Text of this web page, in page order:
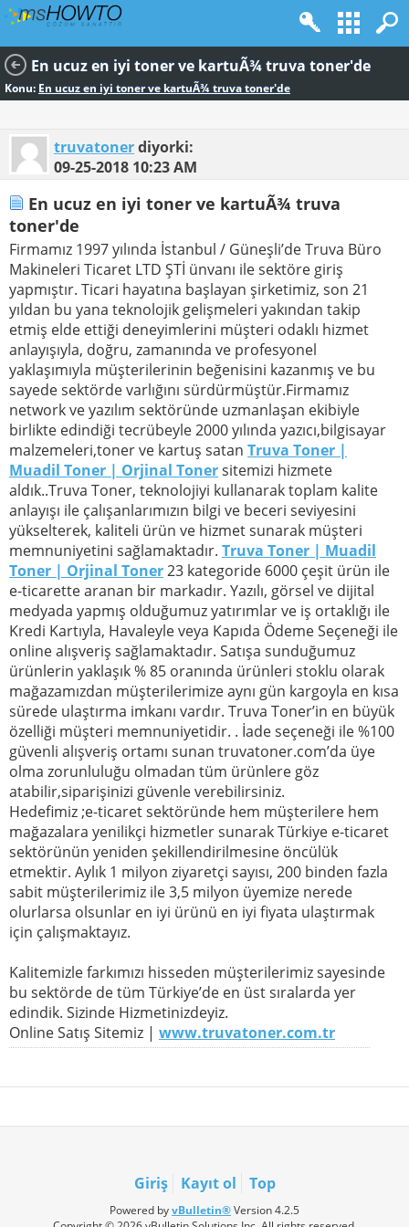
En ucuz en iyi toner ve kartuÃ¾ truva toner'de
Konu: En ucuz en iyi toner ve kartuÃ¾ truva toner'de
truvatonerdiyorki:
09-25-2018 10:23 AM
En ucuz en iyi toner ve kartuÃ¾ truva
toner'de
Firmamız 1997 yılında İstanbul / Güneşli’de Truva Büro
Makineleri Ticaret LTD ŞTİ ünvanı ile sektöre giriş
yapmıştır. Ticari hayatına başlayan şirketimiz, son 21
yıldan bu yana teknolojik gelişmeleri yakından takip
etmiş elde ettiği deneyimlerini müşteri odaklı hizmet
anlayışıyla, doğru, zamanında ve profesyonel
yaklaşımıyla müşterilerinin beğenisini kazanmış ve bu
sayede sektörde varlığını sürdürmüştür.Firmamız
network ve yazılım sektöründe uzmanlaşan ekibiyle
birlikte edindiği tecrübeyle 2000 yılında yazıcı,bilgisayar
malzemeleri,toner ve kartuş satan Truva Toner |
Muadil Toner | Orjinal Tonersitemizi hizmete
aldık..Truva Toner, teknolojiyi kullanarak toplam kalite
anlayışı ile çalışanlarımızın bilgi ve beceri seviyesini
yükselterek, kaliteli ürün ve hizmet sunarak müşteri
memnuniyetini sağlamaktadır. Truva Toner | Muadil
Toner | Orjinal Toner23 kategoride 6000 çeşit ürün ile
e-ticarette aranan bir markadır. Yazılı, görsel ve dijital
medyada yapmış olduğumuz yatırımlar ve iş ortaklığı ile
Kredi Kartıyla, Havaleyle veya Kapıda Ödeme Seçeneği ile
online alışveriş sağlamaktadır. Satışa sunduğumuz
ürünlerin yaklaşık % 85 oranında ürünleri stoklu olarak
mağazamızdan müşterilerimize aynı gün kargoyla en kısa
sürede ulaştırma imkanı vardır. Truva Toner’in en büyük
özelliği müşteri memnuniyetidir. . İade seçeneği ile %100
güvenli alışveriş ortamı sunan truvatoner.com’da üye
olma zorunluluğu olmadan tüm ürünlere göz
atabilir,siparişinizi güvenle verebilirsiniz.
Hedefimiz ;e-ticaret sektöründe hem müşterilere hem
mağazalara yenilikçi hizmetler sunarak Türkiye e-ticaret
sektörünün yeniden şekillendirilmesine öncülük
etmektir. Aylık 1 milyon ziyaretçi sayısı, 200 binden fazla
sabit müşterilerimiz ile 3,5 milyon üyemize nerede
olurlarsa olsunlar en iyi ürünü en iyi fiyata ulaştırmak
için çalışmaktayız.
Kalitemizle farkımızı hisseden müşterilerimiz sayesinde
bu sektörde de tüm Türkiye’de en üst sıralarda yer
edindik. Sizinde Hizmetinizdeyiz.
Online Satış Sitemiz | www.truvatoner.com.tr
Giriş Kayıt ol Top
Powered byvBulletin®Version 4.2.5